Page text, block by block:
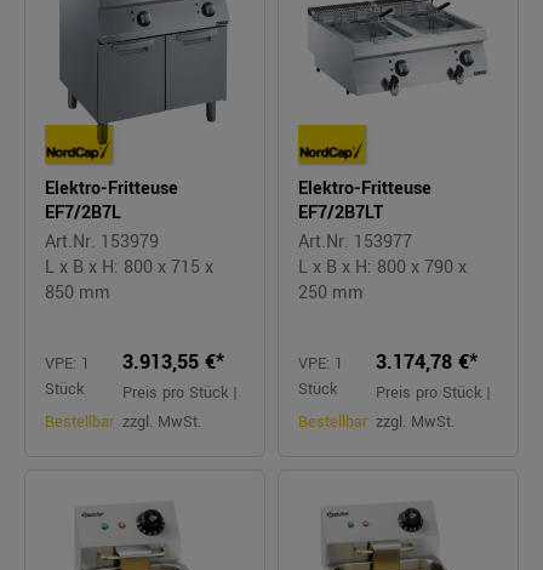
Elektro-Fritteuse
EF7/2B7L
Art.Nr. 153979
L x B x H: 800 x 715 x
850 mm
VPE: 1
Stück
Bestellbar
3.913,55 €*
Preis pro Stück |
zzgl. MwSt.
Elektro-Fritteuse
EF7/2B7LT
Art.Nr. 153977
L x B x H: 800 x 790 x
250 mm
VPE: 1
Stück
Bestellbar
3.174,78 €*
Preis pro Stück |
zzgl. MwSt.